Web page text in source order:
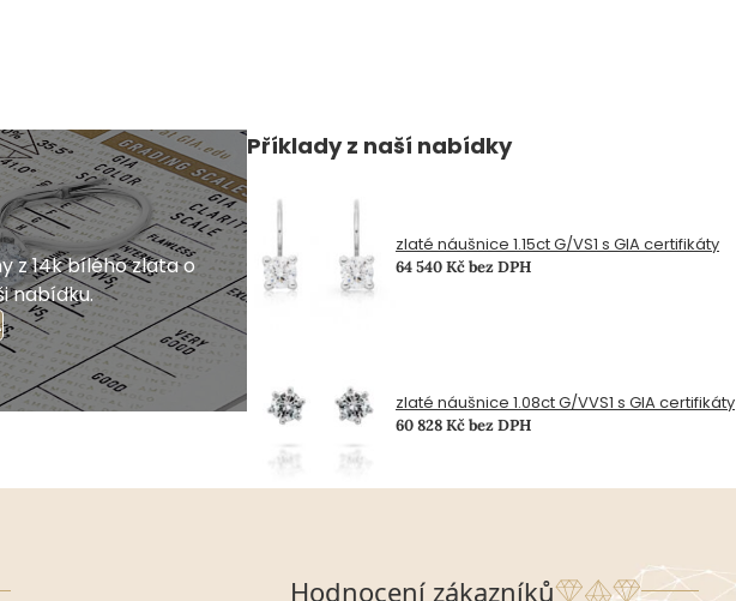
z 14k bílého zlata o
nabídku.
Příklady z naší nabídky
zlaté náušnice 1.15ct G/VS1 s GIA certifikáty
64 540 Kč bez DPH
zlaté náušnice 1.08ct G/VVS1 s GIA certifikáty
60 828 Kč bez DPH
Hodnocení zákazníků